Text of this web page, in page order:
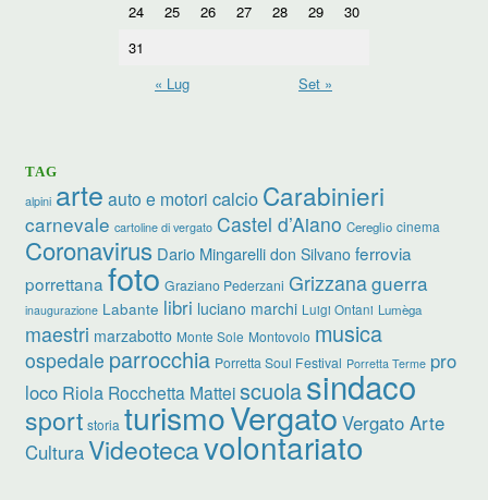
24
25 26 27 28 29
30
31
« Lug
Set »
TAG
alpini arte auto e motori calcio Carabinieri
carnevale cartoline di vergato Castel d’Aiano Cereglio cinema
Coronavirus Dario Mingarelli don Silvano ferrovia
porrettana foto Graziano Pederzani Grizzanaguerra
inaugurazione Labante libri luciano marchi Luigi Ontani Lumèga
maestri marzabotto Monte Sole Montovolo musica
ospedale parrocchia Porretta Soul Festival Porretta Terme pro
loco Riola Rocchetta Matteiscuolasindaco
sport storia turismoVergato Vergato Arte
CulturaVideotecavolontariato